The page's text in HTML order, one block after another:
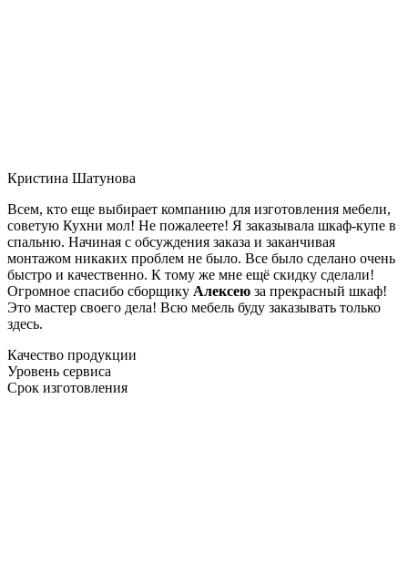
Кристина Шатунова
Всем, кто еще выбирает компанию для изготовления мебели,
советую Кухни мол! Не пожалеете! Я заказывала шкаф-купе в
спальню. Начиная с обсуждения заказа и заканчивая
монтажом никаких проблем не было. Все было сделано очень
быстро и качественно. К тому же мне ещё скидку сделали!
Огромное спасибо сборщику Алексею за прекрасный шкаф!
Это мастер своего дела! Всю мебель буду заказывать только
здесь.
Качество продукции
Уровень сервиса
Срок изготовления